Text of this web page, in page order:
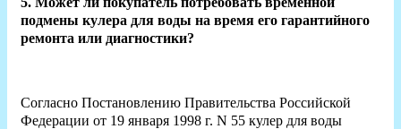
подмены кулера для воды на время его гарантийного
ремонта или диагностики?
Согласно Постановлению Правительства Российской
Федерации от 19 января 1998 г. N 55 кулер для воды